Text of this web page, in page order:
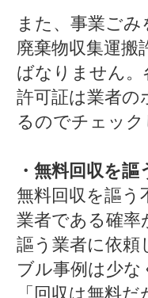
また、事業ご
廃棄物収集運搬
ばなりません。
許可証は業者の
るのでチェック
・無料回収を謳
無料回収を謳う
業者である確率
謳う業者に依頼
ブル事例は少な
「回収は無料